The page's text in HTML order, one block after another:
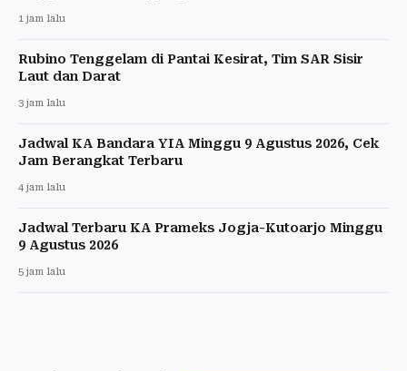
1 jam lalu
Rubino Tenggelam di Pantai Kesirat, Tim SAR Sisir
Laut dan Darat
3 jam lalu
Jadwal KA Bandara YIA Minggu 9 Agustus 2026, Cek
Jam Berangkat Terbaru
4 jam lalu
Jadwal Terbaru KA Prameks Jogja-Kutoarjo Minggu
9 Agustus 2026
5 jam lalu